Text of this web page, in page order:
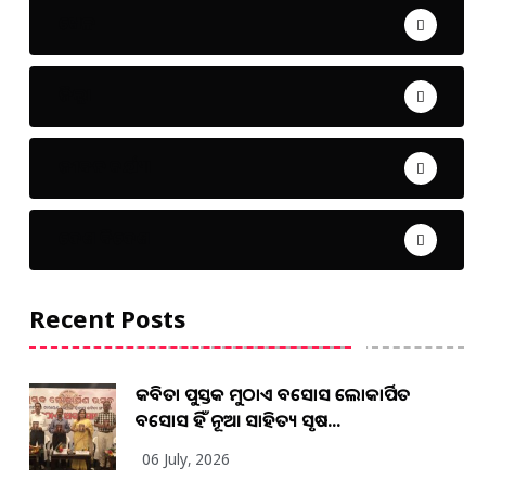
Recent Posts
କବିତା ପୁସ୍ତକ ମୁଠାଏ ଅବସୋସ ଲୋକାର୍ପିତ
ଅବସୋସ ହିଁ ନୂଆ ସାହିତ୍ୟ ସୃଷ...
06 July, 2026